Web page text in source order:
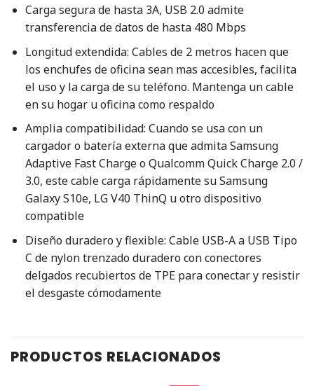
Carga segura de hasta 3A, USB 2.0 admite
transferencia de datos de hasta 480 Mbps
Longitud extendida: Cables de 2 metros hacen que
los enchufes de oficina sean mas accesibles, facilita
el uso y la carga de su teléfono. Mantenga un cable
en su hogar u oficina como respaldo
Amplia compatibilidad: Cuando se usa con un
cargador o batería externa que admita Samsung
Adaptive Fast Charge o Qualcomm Quick Charge 2.0 /
3.0, este cable carga rápidamente su Samsung
Galaxy S10e, LG V40 ThinQ u otro dispositivo
compatible
Diseño duradero y flexible: Cable USB-A a USB Tipo
C de nylon trenzado duradero con conectores
delgados recubiertos de TPE para conectar y resistir
el desgaste cómodamente
PRODUCTOS RELACIONADOS